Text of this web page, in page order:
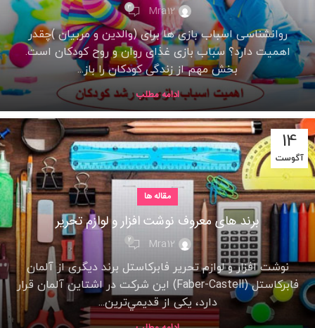
Mra12
3
روانشناسی اسباب بازی ها برای (والدین و مربیان )چقدر
اهمیت دارد؟ سباب بازی غذای روان و روح کودکان است.
بخش مهم از زندگی کودکان را باز...
ادامه مطلب
14
آگوست
مقاله ها
برند های معروف نوشت افزار و لوازم تحریر
Mra12
2
نوشت افزار و لوازم تحریر فابرکاستل برند دیگری از آلمان
فابرکاستل (Faber-Castell) این شرکت در اشتاین آلمان قرار
دارد، یکی از قديمي‌ترين...